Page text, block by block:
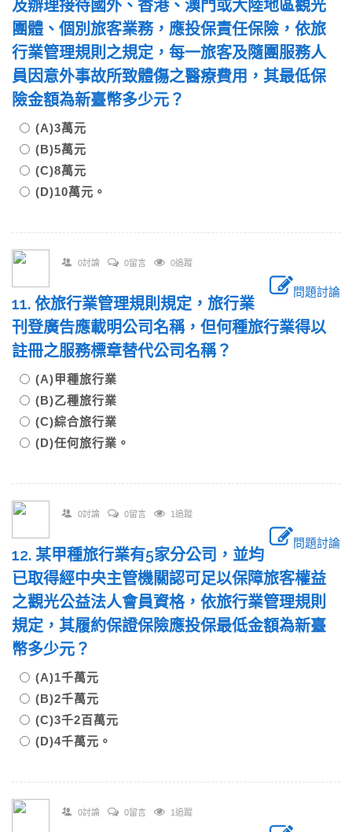
及辦理接待國外、香港、澳門或大陸地區觀光
團體、個別旅客業務，應投保責任保險，依旅
行業管理規則之規定，每一旅客及隨團服務人
員因意外事故所致體傷之醫療費用，其最低保
險金額為新臺幣多少元？
(A)3萬元
(B)5萬元
(C)8萬元
(D)10萬元。
0討論 0留言 0追蹤
問題討論
11. 依旅行業管理規則規定，旅行業
刊登廣告應載明公司名稱，但何種旅行業得以
註冊之服務標章替代公司名稱？
(A)甲種旅行業
(B)乙種旅行業
(C)綜合旅行業
(D)任何旅行業。
0討論 0留言 1追蹤
問題討論
12. 某甲種旅行業有5家分公司，並均
已取得經中央主管機關認可足以保障旅客權益
之觀光公益法人會員資格，依旅行業管理規則
規定，其履約保證保險應投保最低金額為新臺
幣多少元？
(A)1千萬元
(B)2千萬元
(C)3千2百萬元
(D)4千萬元。
0討論 0留言 1追蹤